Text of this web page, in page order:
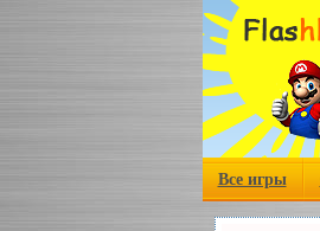
Все игры